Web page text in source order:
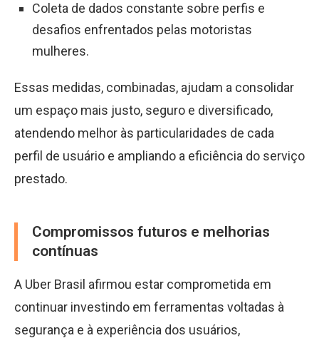
Coleta de dados constante sobre perfis e
desafios enfrentados pelas motoristas
mulheres.
Essas medidas, combinadas, ajudam a consolidar
um espaço mais justo, seguro e diversificado,
atendendo melhor às particularidades de cada
perfil de usuário e ampliando a eficiência do serviço
prestado.
Compromissos futuros e melhorias
contínuas
A Uber Brasil afirmou estar comprometida em
continuar investindo em ferramentas voltadas à
segurança e à experiência dos usuários,